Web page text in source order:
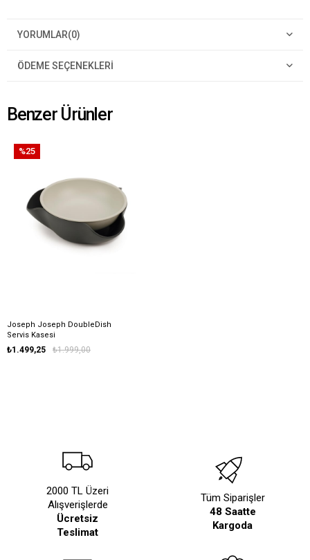
YORUMLAR(0)
ÖDEME SEÇENEKLERI
Benzer Ürünler
Joseph Joseph DoubleDish
Servis Kasesi
₺1.499,25 ₺1.999,00
%25
2000 TL Üzeri
Alışverişlerde
Ücretsiz
Teslimat
Tüm Siparişler
48 Saatte
Kargoda